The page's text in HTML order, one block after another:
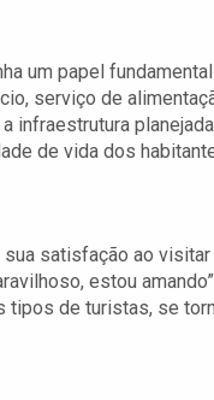
um papel
serviço de
infraestrutura
de vida dos
satisfação ao
estou
tipos de turistas, se